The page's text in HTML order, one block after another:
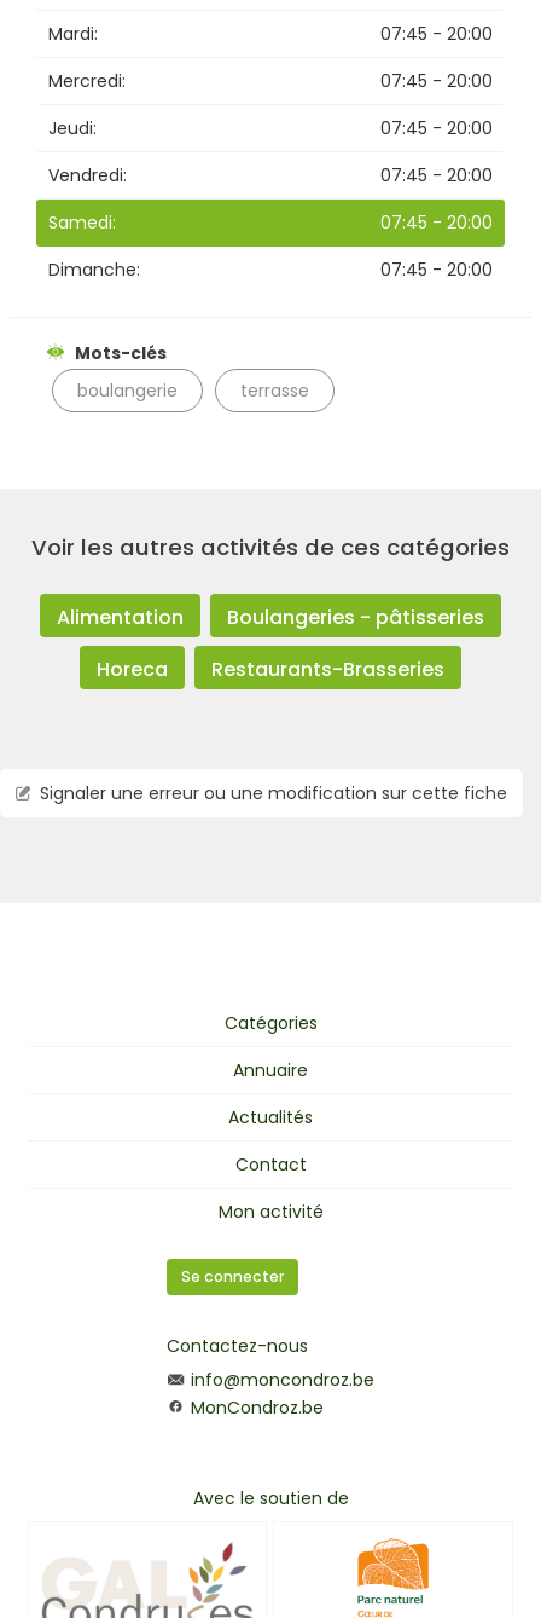
Mardi:
07:45 - 20:00
Mercredi:
07:45 - 20:00
Jeudi:
07:45 - 20:00
Vendredi:
07:45 - 20:00
Samedi:
07:45 - 20:00
Dimanche:
07:45 - 20:00
Mots-clés
boulangerie
terrasse
Voir les autres activités de ces catégories
Alimentation
Boulangeries - pâtisseries
Horeca
Restaurants-Brasseries
Signaler une erreur ou une modification sur cette fiche
Catégories
Annuaire
Actualités
Contact
Mon activité
Se connecter
Contactez-nous
info@moncondroz.be
MonCondroz.be
Avec le soutien de